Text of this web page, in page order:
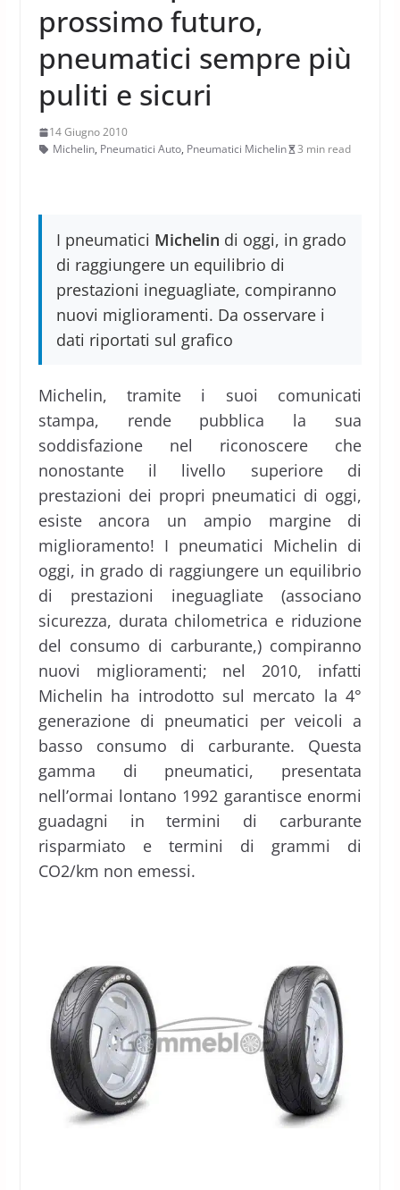
prossimo futuro,
pneumatici sempre più
puliti e sicuri
14 Giugno 2010
Michelin, Pneumatici Auto, Pneumatici Michelin 3 min read
I pneumatici Michelin di oggi, in grado
di raggiungere un equilibrio di
prestazioni ineguagliate, compiranno
nuovi miglioramenti. Da osservare i
dati riportati sul grafico
Michelin, tramite i suoi comunicati
stampa, rende pubblica la sua
soddisfazione nel riconoscere che
nonostante il livello superiore di
prestazioni dei propri pneumatici di oggi,
esiste ancora un ampio margine di
miglioramento! I pneumatici Michelin di
oggi, in grado di raggiungere un equilibrio
di prestazioni ineguagliate (associano
sicurezza, durata chilometrica e riduzione
del consumo di carburante,) compiranno
nuovi miglioramenti; nel 2010, infatti
Michelin ha introdotto sul mercato la 4°
generazione di pneumatici per veicoli a
basso consumo di carburante. Questa
gamma di pneumatici, presentata
nell’ormai lontano 1992 garantisce enormi
guadagni in termini di carburante
risparmiato e termini di grammi di
CO2/km non emessi.